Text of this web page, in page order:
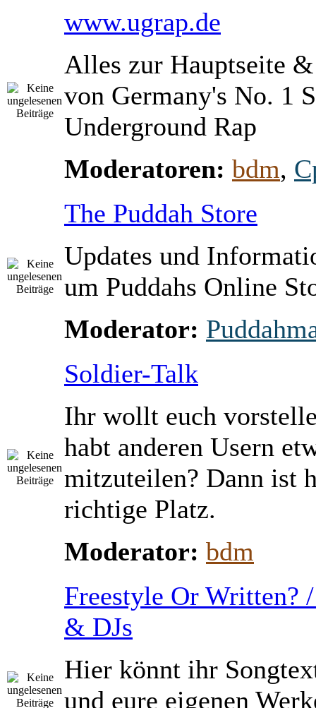
www.ugrap.de
Alles zur Hauptseite
von Germany's No. 1
Underground Rap
Moderatoren: bdm,
The Puddah Store
Updates und
um Puddahs Online
Moderator:
Soldier-Talk
Ihr wollt euch
habt anderen Usern
mitzuteilen? Dann ist
richtige Platz.
Moderator: bdm
Freestyle Or Written?
& DJs
Hier könnt ihr
und eure eigenen